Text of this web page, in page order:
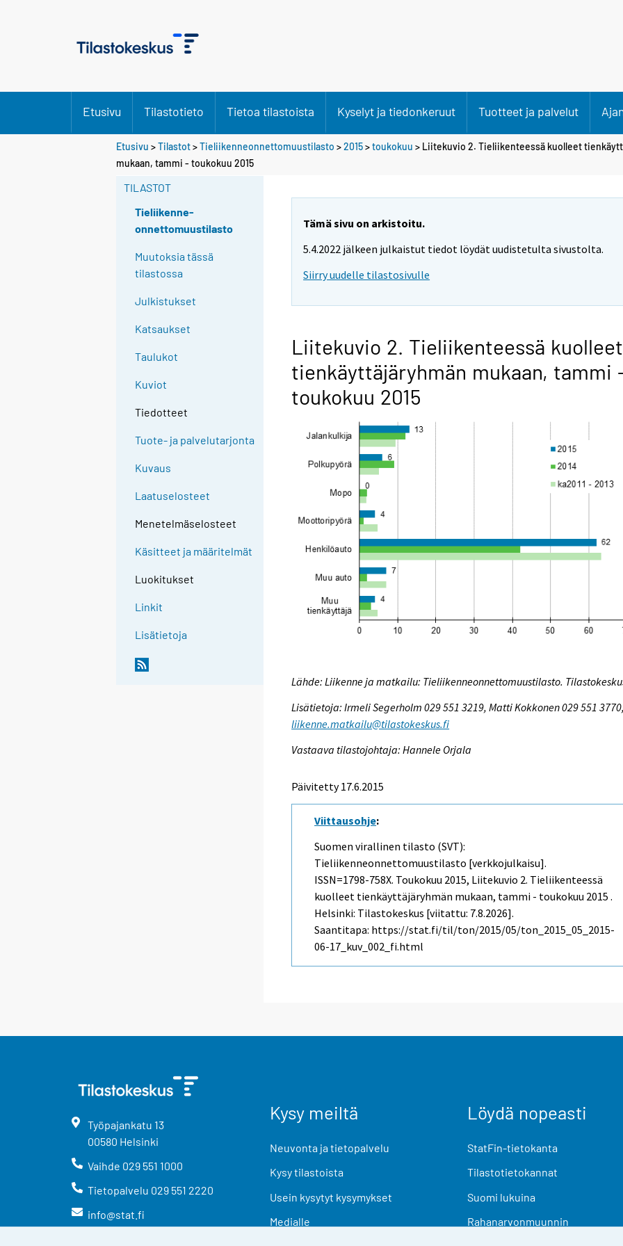
Etusivu Tilastotieto Tietoa tilastoista Kyselyt ja tiedonkeruut Tuotteet ja palvelut
Etusivu >Tilastot>Tieliikenneonnettomuustilasto >2015>toukokuu > Liitekuvio 2. Tieliikenteessä kuolleet
mukaan, tammi - toukokuu 2015
TILASTOT
Tieliikenne-
onnettomuustilasto
Muutoksia tässä
tilastossa
Julkistukset
Katsaukset
Taulukot
Kuviot
Tiedotteet
Tuote- ja palvelutarjonta
Kuvaus
Laatuselosteet
Menetelmäselosteet
Käsitteet ja määritelmät
Luokitukset
Linkit
Lisätietoja
Tämä sivu on arkistoitu.
5.4.2022 jälkeen julkaistut tiedot löydät uudistetulta sivustolta.
Siirry uudelle tilastosivulle
Liitekuvio 2. Tieliikenteessä kuolleet
tienkäyttäjäryhmän mukaan, tammi
toukokuu 2015
Lähde: Liikenne ja matkailu: Tieliikenneonnettomuustilasto.
Lisätietoja: Irmeli Segerholm 029 551 3219, Matti Kokkonen 029 551
liikenne.matkailu@tilastokeskus.fi
Vastaava tilastojohtaja: Hannele Orjala
Päivitetty 17.6.2015
Viittausohje:
Suomen virallinen tilasto (SVT):
Tieliikenneonnettomuustilasto [verkkojulkaisu].
ISSN=1798-758X. Toukokuu 2015, Liitekuvio 2. Tieliikenteessä
kuolleet tienkäyttäjäryhmän mukaan, tammi - toukokuu 2015 .
Helsinki: Tilastokeskus [viitattu: 7.8.2026].
Saantitapa: https://stat.fi/til/ton/2015/05/ton_2015_05_2015-
06-17_kuv_002_fi.html
Työpajankatu 13
00580 Helsinki
Vaihde 029 551 1000
Tietopalvelu 029 551 2220
info@stat.fi
Kysy meiltä
Neuvonta ja tietopalvelu
Kysy tilastoista
Usein kysytyt kysymykset
Medialle
Löydä nopeasti
StatFin-tietokanta
Tilastotietokannat
Suomi lukuina
Rahanarvonmuunnin